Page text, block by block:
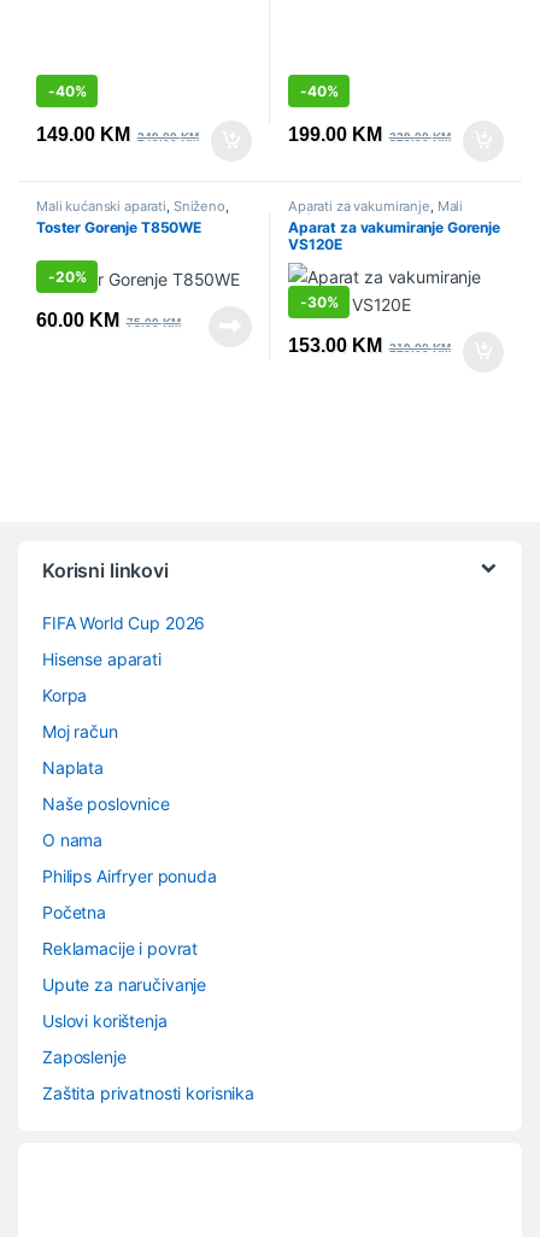
-40%
149.00 KM 249.00KM
-40%
199.00 KM 329.00KM
Mali kućanski aparati Sniženo
Tosteri
Toster Gorenje T850WE
-20%
60.00 KM 75.00KM
Aparati za vakumiranje Mali
kućanski aparati Sniženo
Aparat za vakumiranje Gorenje
VS120E
-30%
153.00 KM 219.00KM
Korisni linkovi
FIFA World Cup 2026
Hisense aparati
Korpa
Moj račun
Naplata
Naše poslovnice
O nama
Philips Airfryer ponuda
Početna
Reklamacije i povrat
Upute za naručivanje
Uslovi korištenja
Zaposlenje
Zaštita privatnosti korisnika